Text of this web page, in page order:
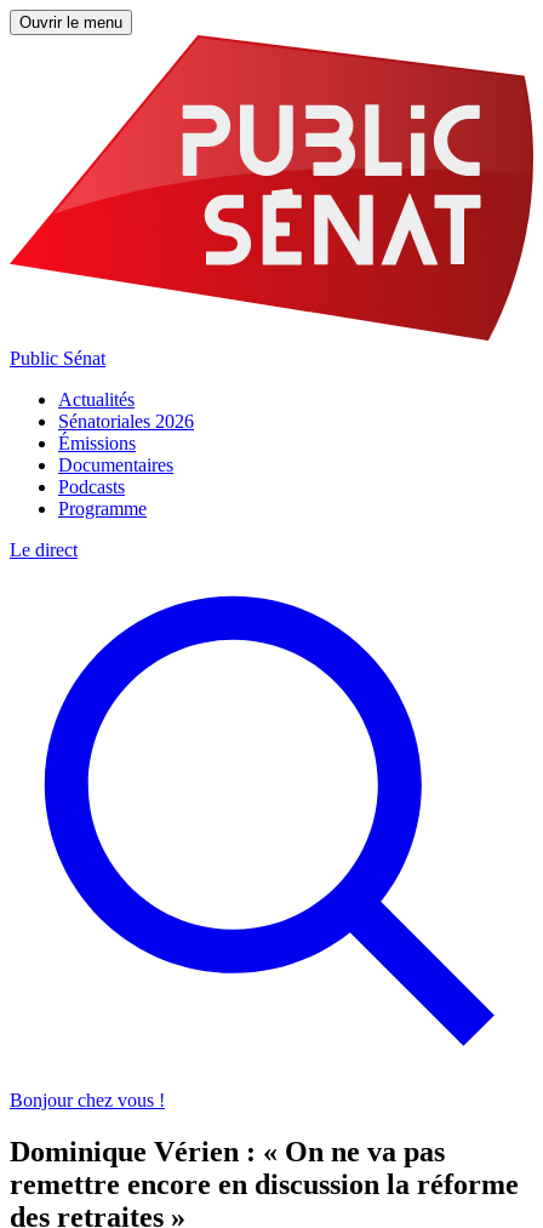
Ouvrir le menu
Public Sénat
Actualités
Sénatoriales 2026
Émissions
Documentaires
Podcasts
Programme
Le direct
Bonjour chez vous !
Dominique Vérien : « On ne va pas
remettre encore en discussion la réforme
des retraites »